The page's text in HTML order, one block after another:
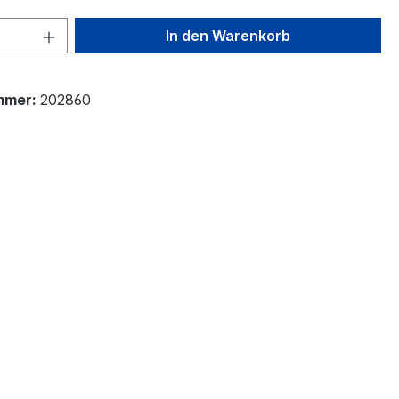
Anzahl: Gib den gewünschten Wert
In den Warenkorb
202860